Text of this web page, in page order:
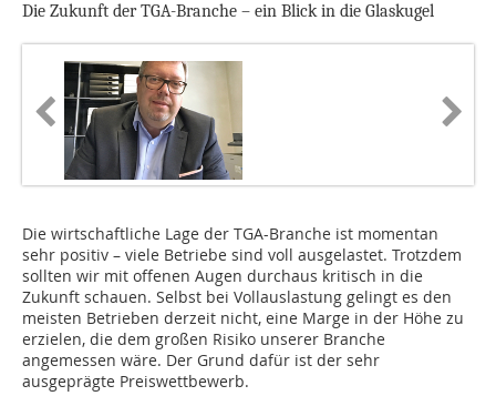
Die Zukunft der TGA-Branche – ein Blick in die Glaskugel
Die wirtschaftliche Lage der TGA-Branche ist momentan
sehr positiv – viele Betriebe sind voll ausgelastet. Trotzdem
sollten wir mit offenen Augen durchaus kritisch in die
Zukunft schauen. Selbst bei Vollauslastung gelingt es den
meisten Betrieben derzeit nicht, eine Marge in der Höhe zu
erzielen, die dem großen Risiko unserer Branche
angemessen wäre. Der Grund dafür ist der sehr
ausgeprägte Preiswettbewerb.